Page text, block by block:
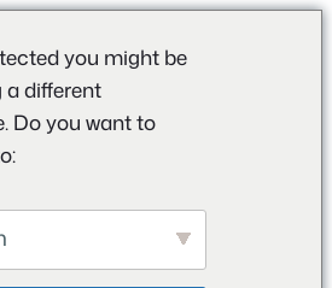
you might be
a different
Do you want to